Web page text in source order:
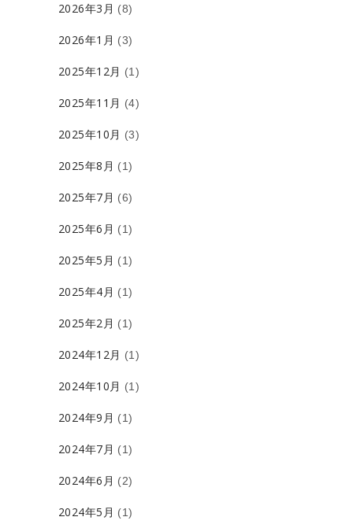
2026年3月 (8)
2026年1月 (3)
2025年12月 (1)
2025年11月 (4)
2025年10月 (3)
2025年8月 (1)
2025年7月 (6)
2025年6月 (1)
2025年5月 (1)
2025年4月 (1)
2025年2月 (1)
2024年12月 (1)
2024年10月 (1)
2024年9月 (1)
2024年7月 (1)
2024年6月 (2)
2024年5月 (1)